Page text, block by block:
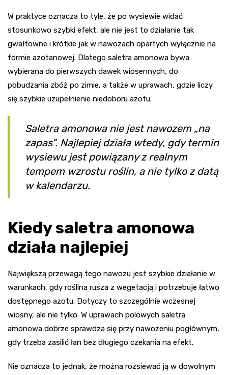
W praktyce oznacza to tyle, że po wysiewie widać
stosunkowo szybki efekt, ale nie jest to działanie tak
gwałtowne i krótkie jak w nawozach opartych wyłącznie na
formie azotanowej. Dlatego saletra amonowa bywa
wybierana do pierwszych dawek wiosennych, do
pobudzania zbóż po zimie, a także w uprawach, gdzie liczy
się szybkie uzupełnienie niedoboru azotu.
Saletra amonowa nie jest nawozem „na
zapas”. Najlepiej działa wtedy, gdy termin
wysiewu jest powiązany z realnym
tempem wzrostu roślin, a nie tylko z datą
w kalendarzu.
Kiedy saletra amonowa
działa najlepiej
Największą przewagą tego nawozu jest szybkie działanie w
warunkach, gdy roślina rusza z wegetacją i potrzebuje łatwo
dostępnego azotu. Dotyczy to szczególnie wczesnej
wiosny, ale nie tylko. W uprawach polowych saletra
amonowa dobrze sprawdza się przy nawożeniu pogłównym,
gdy trzeba zasilić łan bez długiego czekania na efekt.
Nie oznacza to jednak, że można rozsiewać ją w dowolnym